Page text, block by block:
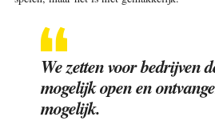
We zetten voor bedrijven
mogelijk open en
mogelijk.